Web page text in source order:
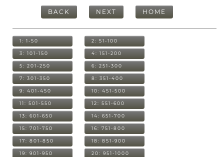
BACK NEXT HOME
1: 1-50 2: 51-100
3: 101-150 4: 151-200
5: 201-250 6: 251-300
7: 301-350 8: 351-400
9: 401-450 10: 451-500
11: 501-550 12: 551-600
13: 601-650 14: 651-700
15: 701-750 16: 751-800
17: 801-850 18: 851-900
19: 901-950 20: 951-1000